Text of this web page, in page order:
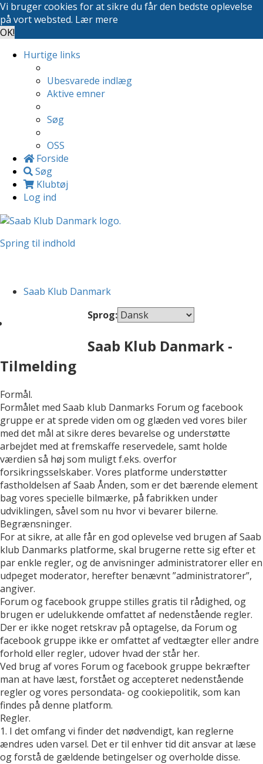
Vi bruger cookies for at sikre du får den bedste oplevelse
på vort websted. Lær mere
OK!
Hurtige links
Ubesvarede indlæg
Aktive emner
Søg
OSS
Forside
Søg
Klubtøj
Log ind
Spring til indhold
Saab Klub Danmark
Sprog:
Saab Klub Danmark -
Tilmelding
Formål.
Formålet med Saab klub Danmarks Forum og facebook
gruppe er at sprede viden om og glæden ved vores biler
med det mål at sikre deres bevarelse og understøtte
arbejdet med at fremskaffe reservedele, samt holde
værdien så høj som muligt f.eks. overfor
forsikringsselskaber. Vores platforme understøtter
fastholdelsen af Saab Ånden, som er det bærende element
bag vores specielle bilmærke, på fabrikken under
udviklingen, såvel som nu hvor vi bevarer bilerne.
Begrænsninger.
For at sikre, at alle får en god oplevelse ved brugen af Saab
klub Danmarks platforme, skal brugerne rette sig efter et
par enkle regler, og de anvisninger administratorer eller en
udpeget moderator, herefter benævnt ”administratorer”,
angiver.
Forum og facebook gruppe stilles gratis til rådighed, og
brugen er udelukkende omfattet af nedenstående regler.
Der er ikke noget retskrav på optagelse, da Forum og
facebook gruppe ikke er omfattet af vedtægter eller andre
forhold eller regler, udover hvad der står her.
Ved brug af vores Forum og facebook gruppe bekræfter
man at have læst, forstået og accepteret nedenstående
regler og vores persondata- og cookiepolitik, som kan
findes på denne platform.
Regler.
1. I det omfang vi finder det nødvendigt, kan reglerne
ændres uden varsel. Det er til enhver tid dit ansvar at læse
og forstå de gældende betingelser og overholde disse.